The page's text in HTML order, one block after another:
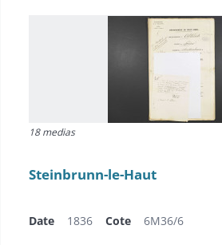
18 medias
Steinbrunn-le-Haut
Date 1836 Cote 6M36/6